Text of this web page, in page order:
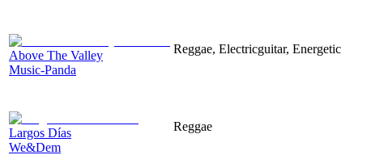
Above The Valley
Music-Panda
Reggae, Electricguitar, Energetic
Largos Días
We&Dem
Reggae